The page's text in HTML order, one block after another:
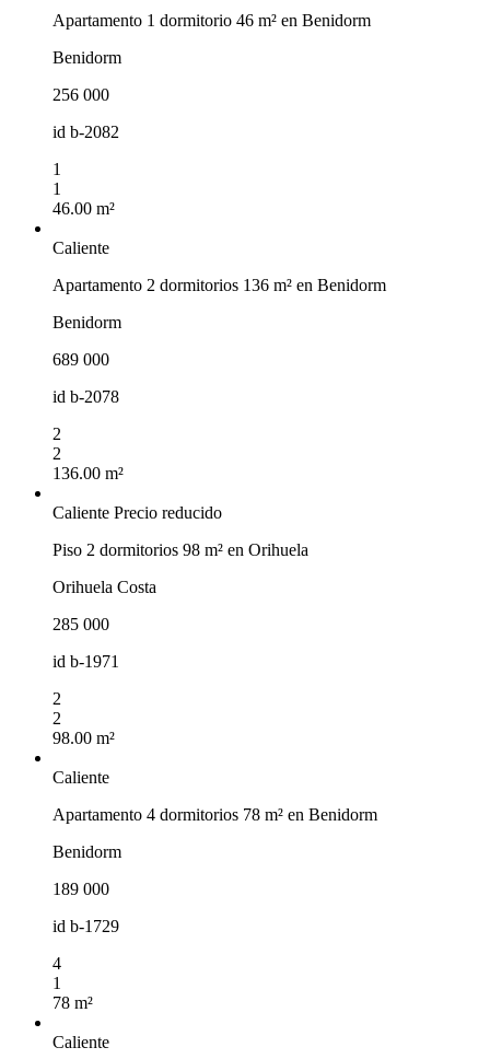
Apartamento 1 dormitorio 46 m² en Benidorm
Benidorm
256 000
id b-2082
1
1
46.00 m²
Caliente
Apartamento 2 dormitorios 136 m² en Benidorm
Benidorm
689 000
id b-2078
2
2
136.00 m²
Caliente Precio reducido
Piso 2 dormitorios 98 m² en Orihuela
Orihuela Costa
285 000
id b-1971
2
2
98.00 m²
Caliente
Apartamento 4 dormitorios 78 m² en Benidorm
Benidorm
189 000
id b-1729
4
1
78 m²
Caliente